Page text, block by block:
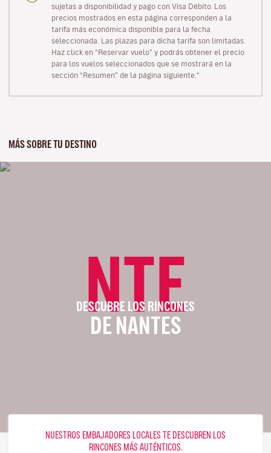
sujetas a disponibilidad y pago con Visa Débito. Los
precios mostrados en esta página corresponden a la
tarifa más económica disponible para la fecha
seleccionada. Las plazas para dicha tarifa son limitadas.
Haz click en “Reservar vuelo” y podrás obtener el precio
para los vuelos seleccionados que se mostrará en la
sección “Resumen” de la página siguiente."
MÁS SOBRE TU DESTINO
NTE
DESCUBRE LOS RINCONES
DE NANTES
NUESTROS EMBAJADORES LOCALES TE DESCUBREN LOS
RINCONES MÁS AUTÉNTICOS.